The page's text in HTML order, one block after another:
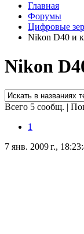
Главная
Форумы
Цифровые
Nikon D40 и
Nikon
Всего 5 сообщ. |
1
7 янв. 2009 г.,